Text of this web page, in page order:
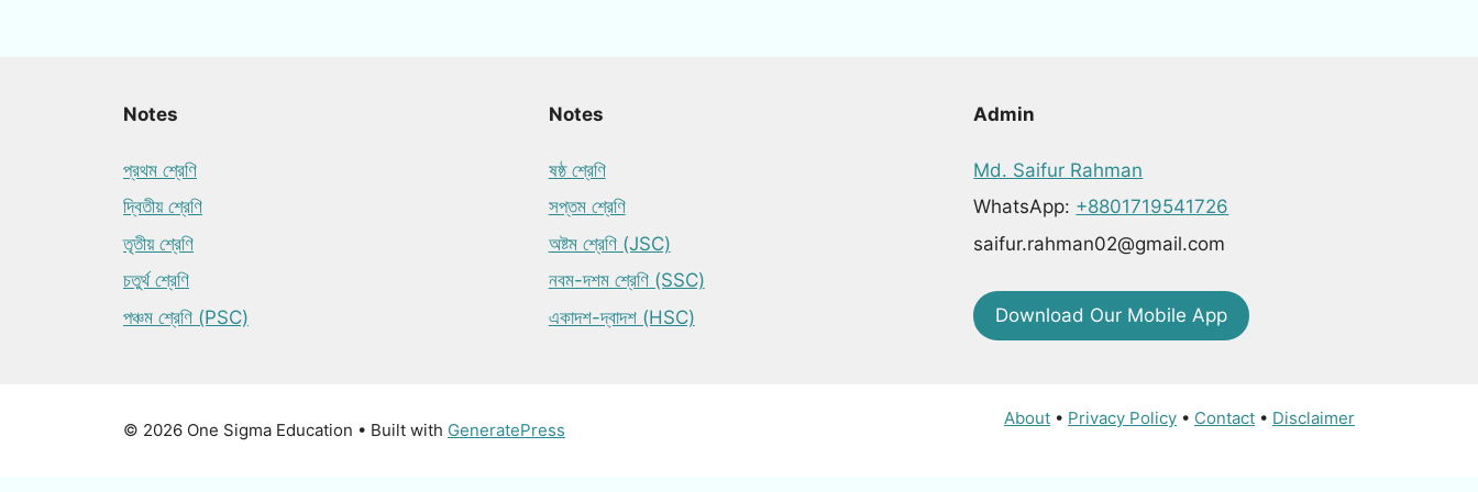
Notes
প্রথম শ্রেণি
দ্বিতীয় শ্রেণি
তৃতীয় শ্রেণি
চতুর্থ শ্রেণি
পঞ্চম শ্রেণি (PSC)
Notes
ষষ্ঠ শ্রেণি
সপ্তম শ্রেণি
অষ্টম শ্রেণি (JSC)
নবম-দশম শ্রেণি (SSC)
একাদশ-দ্বাদশ (HSC)
Admin
Md. Saifur Rahman
WhatsApp: +8801719541726
saifur.rahman02@gmail.com
Download Our Mobile App
About • Privacy Policy • Contact • Disclaimer
© 2026 One Sigma Education • Built with GeneratePress